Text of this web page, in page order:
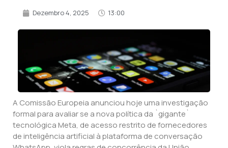
Dezembro 4, 2025 13:00
A Comissão Europeia anunciou hoje uma investigação
formal para avaliar se a nova política da `gigante`
tecnológica Meta, de acesso restrito de fornecedores
de inteligência artificial à plataforma de conversação